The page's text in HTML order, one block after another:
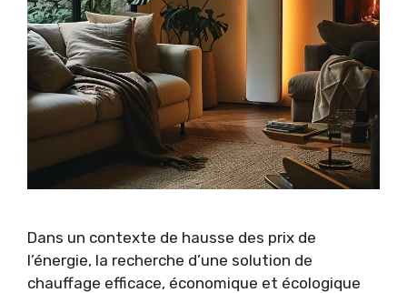
Dans un contexte de hausse des prix de
l’énergie, la recherche d’une solution de
chauffage efficace, économique et écologique